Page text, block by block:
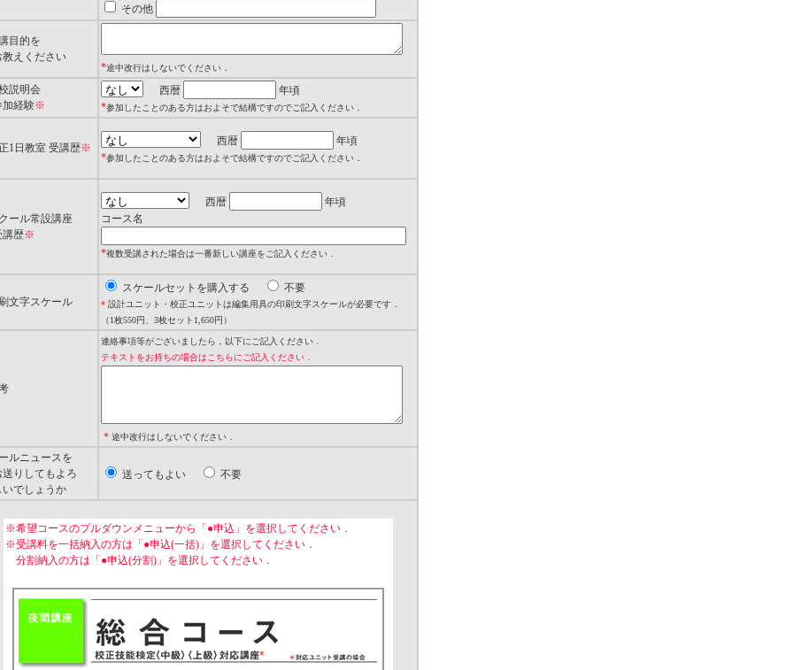
その他
目的を
えください
*途中改行はしないでください．
説明会
経験※
西暦
年頃
*参加したことのある方はおよそで結構ですのでご記入ください．
1日教室 受講歴※
西暦
年頃
*参加したことのある方はおよそで結構ですのでご記入ください．
ール常設講座
歴※
西暦
年頃
コース名
*複数受講された場合は一番新しい講座をご記入ください．
文字スケール
スケールセットを購入する 不要
* 設計ユニット・校正ユニットは編集用具の印刷文字スケールが必要です．
（1枚550円、3枚セット1,650円）
連絡事項等がございましたら，以下にご記入ください．
テキストをお持ちの場合はこちらにご記入ください．
＊ 途中改行はしないでください．
ルニュースを
りしてもよろ
でしょうか
送ってもよい 不要
※希望コースのプルダウンメニューから「●申込」を選択してください．
※受講料を一括納入の方は「●申込(一括)」を選択してください．
分割納入の方は「●申込(分割)」を選択してください．